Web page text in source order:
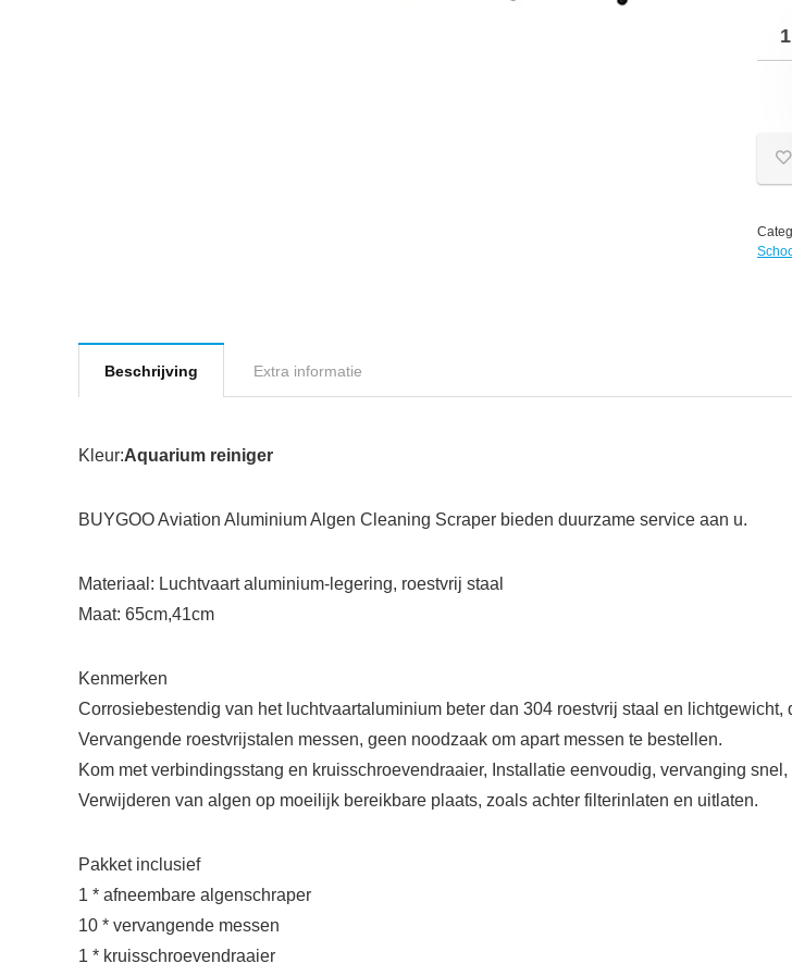
Beschrijving Extra informatie
Kleur:Aquarium reiniger
BUYGOO Aviation Aluminium Algen Cleaning Scraper bieden duurzame service aan u.
Materiaal: Luchtvaart aluminium-legering, roestvrij staal
Maat: 65cm,41cm
Kenmerken
Corrosiebestendig van het luchtvaartaluminium beter dan 304 roestvrij staal en
Vervangende roestvrijstalen messen, geen noodzaak om apart messen te bestellen.
Kom met verbindingsstang en kruisschroevendraaier, Installatie eenvoudig, vervanging
Verwijderen van algen op moeilijk bereikbare plaats, zoals achter filterinlaten en uitlaten.
Pakket inclusief
1 * afneembare algenschraper
10 * vervangende messen
1 * kruisschroevendraaier